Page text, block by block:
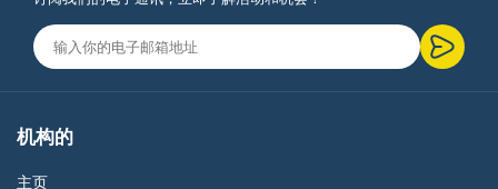
机构的
主页